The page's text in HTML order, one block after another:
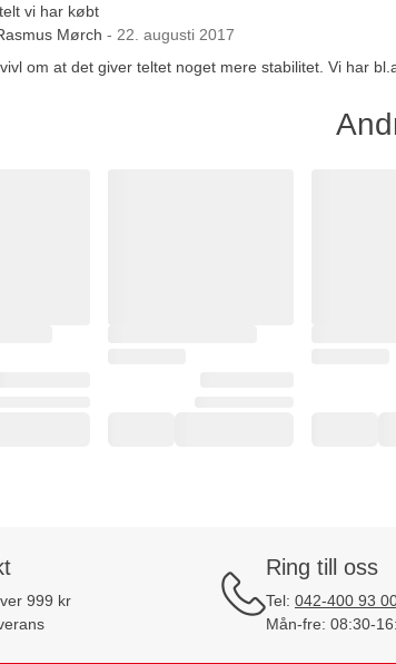
vi har købt
5 av 5 stjärnor
Mørch - 22. augusti 2017
om at det giver teltet noget mere stabilitet. Vi har
999 kr
Ring till oss
Tel: 042-400 93
Mån-fre: 08:30-